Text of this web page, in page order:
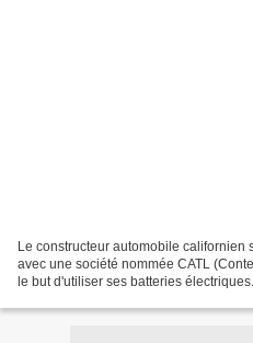
Le constructeur automobile californien
avec une société nommée CATL
le but d'utiliser ses batteries